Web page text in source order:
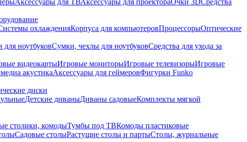
Аксессуары для ТВАксессуары для проектораОчки 3DСредства
охлажденияКорпуса для компьютеровПроцессорыОптические
для ноутбуковСумки, чехлы для ноутбуковСредства для ухода за
видеокартыИгровые мониторыИгровые телевизорыИгровые
акустикаАксессуары для геймеровФигурки Funko
диски
Детские диваныДиваны садовыеКомплекты мягкой
столики, комодыТумбы под ТВКомоды пластиковые
Садовые столыРастущие столы и партыСтолы, журнальные